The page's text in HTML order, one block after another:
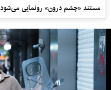
مستند «چشم درون» رونمایی می‌شود